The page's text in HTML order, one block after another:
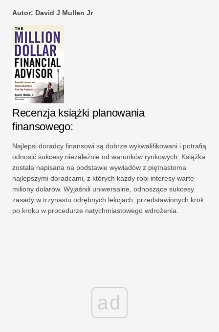
Autor: David J Mullen Jr
Recenzja książki planowania
finansowego:
Najlepsi doradcy finansowi są dobrze wykwalifikowani i potrafią
odnosić sukcesy niezależnie od warunków rynkowych. Książka
została napisana na podstawie wywiadów z piętnastoma
najlepszymi doradcami, z których każdy robi interesy warte
miliony dolarów. Wyjaśnili uniwersalne, odnoszące sukcesy
zasady w trzynastu odrębnych lekcjach, przedstawionych krok
po kroku w procedurze natychmiastowego wdrożenia.
ad